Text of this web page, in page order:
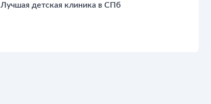
Лучшая детская клиника в СПб